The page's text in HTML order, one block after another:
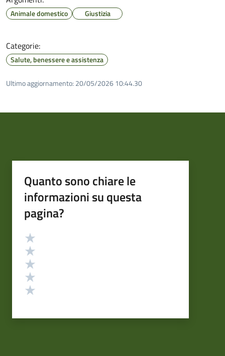
Animale domestico Giustizia
Categorie:
Salute, benessere e assistenza
Ultimo aggiornamento: 20/05/2026 10:44.30
Quanto sono chiare le
informazioni su questa
pagina?
Valutazione